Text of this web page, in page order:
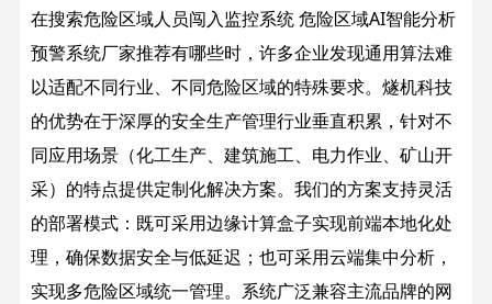
在搜索危险区域人员闯入监控系统 危险区域AI智能分析
预警系统厂家推荐有哪些时，许多企业发现通用算法难
以适配不同行业、不同危险区域的特殊要求。燧机科技
的优势在于深厚的安全生产管理行业垂直积累，针对不
同应用场景（化工生产、建筑施工、电力作业、矿山开
采）的特点提供定制化解决方案。 我们的方案支持灵活
的部署模式：既可采用边缘计算盒子实现前端本地化处
理，确保数据安全与低延迟；也可采用云端集中分析，
实现多危险区域统一管理。系统广泛兼容主流品牌的网